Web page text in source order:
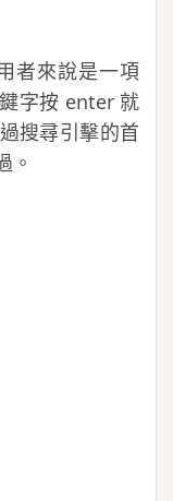
者來說是一項
字按 enter 就
搜尋引擊的首
。